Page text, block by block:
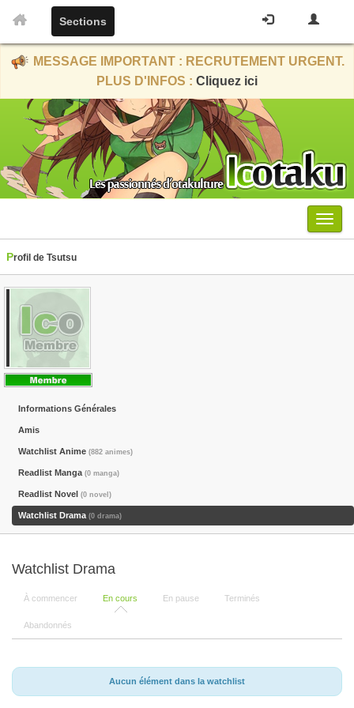
Sections
MESSAGE IMPORTANT : RECRUTEMENT URGENT.
PLUS D'INFOS : Cliquez ici
Menu
Profil de Tsutsu
Informations Générales
Amis
Watchlist Anime (882 animes)
Readlist Manga (0 manga)
Readlist Novel (0 novel)
Watchlist Drama (0 drama)
Watchlist Drama
À commencer En cours En pause Terminés
Abandonnés
Aucun élément dans la watchlist